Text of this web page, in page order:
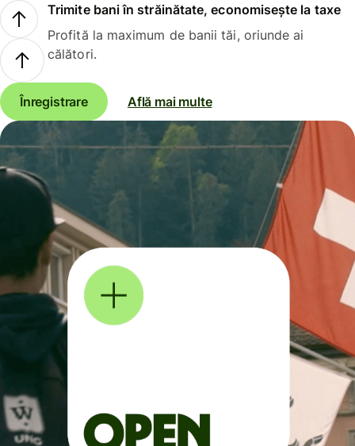
Trimite bani în străinătate, economisește la taxe
Profită la maximum de banii tăi, oriunde ai
călători.
Înregistrare Află mai multe